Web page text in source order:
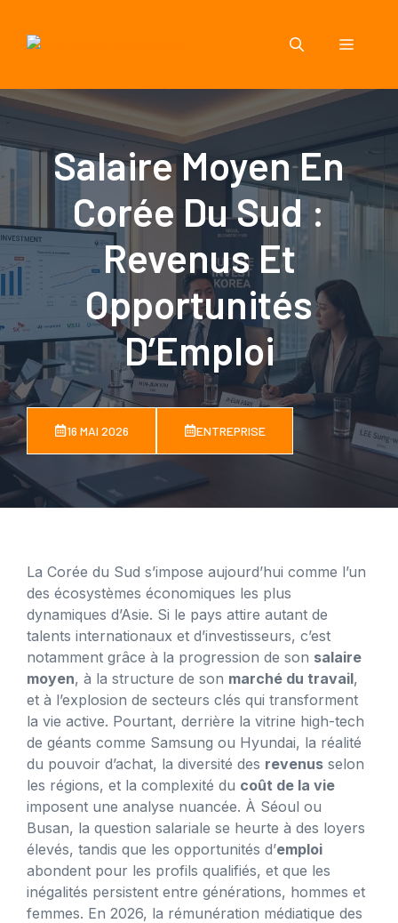
contenu
Menu
Salaire Moyen En
Corée Du Sud :
Revenus Et
Opportunités
D’Emploi
16 MAI 2026 ENTREPRISE
La Corée du Sud s’impose aujourd’hui comme l’un
des écosystèmes économiques les plus
dynamiques d’Asie. Si le pays attire autant de
talents internationaux et d’investisseurs, c’est
notamment grâce à la progression de son salaire
moyen, à la structure de son marché du travail,
et à l’explosion de secteurs clés qui transforment
la vie active. Pourtant, derrière la vitrine high-tech
de géants comme Samsung ou Hyundai, la réalité
du pouvoir d’achat, la diversité des revenus selon
les régions, et la complexité du coût de la vie
imposent une analyse nuancée. À Séoul ou
Busan, la question salariale se heurte à des loyers
élevés, tandis que les opportunités d’emploi
abondent pour les profils qualifiés, et que les
inégalités persistent entre générations, hommes et
femmes. En 2026, la rémunération médiatique des